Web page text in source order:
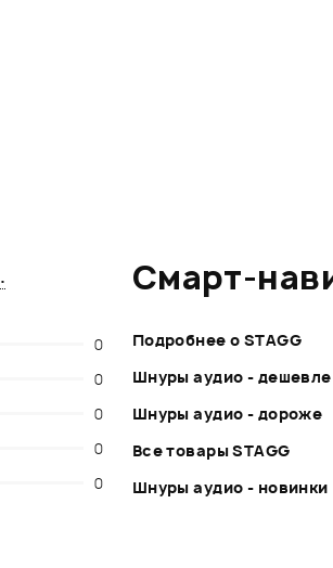
.
0
0
0
0
0
Смарт-
Подробнее о STAGG
Шнуры аудио - дешевле
Шнуры аудио - дороже
Все товары STAGG
Шнуры аудио - новинки